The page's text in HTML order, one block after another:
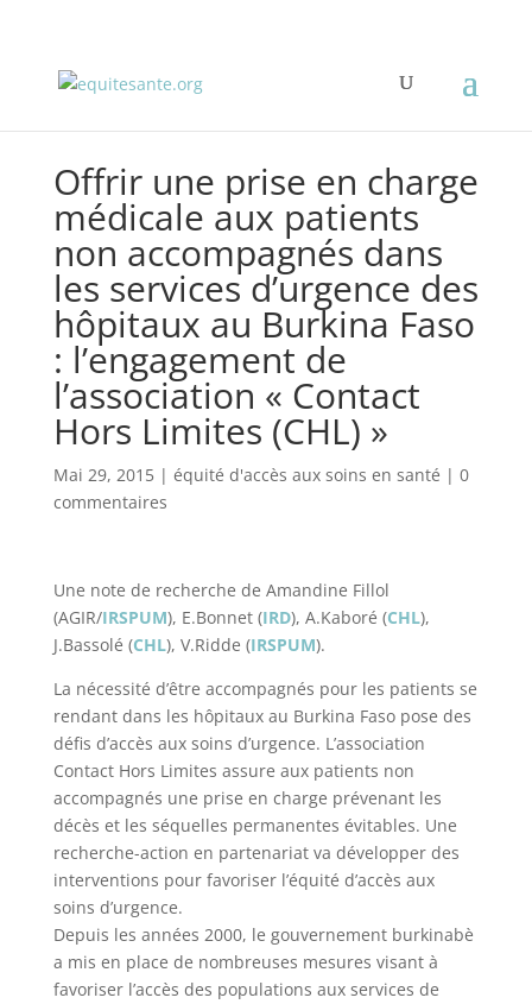
Offrir une prise en charge
médicale aux patients
non accompagnés dans
les services d’urgence des
hôpitaux au Burkina Faso
: l’engagement de
l’association « Contact
Hors Limites (CHL) »
Mai 29, 2015| équité d'accès aux soins en santé | 0
commentaires
Une note de recherche de Amandine Fillol
(AGIR/IRSPUM), E.Bonnet (IRD), A.Kaboré (CHL),
J.Bassolé (CHL), V.Ridde (IRSPUM).
La nécessité d’être accompagnés pour les patients se
rendant dans les hôpitaux au Burkina Faso pose des
défis d’accès aux soins d’urgence. L’association
Contact Hors Limites assure aux patients non
accompagnés une prise en charge prévenant les
décès et les séquelles permanentes évitables. Une
recherche-action en partenariat va développer des
interventions pour favoriser l’équité d’accès aux
soins d’urgence.
Depuis les années 2000, le gouvernement burkinabè
a mis en place de nombreuses mesures visant à
favoriser l’accès des populations aux services de